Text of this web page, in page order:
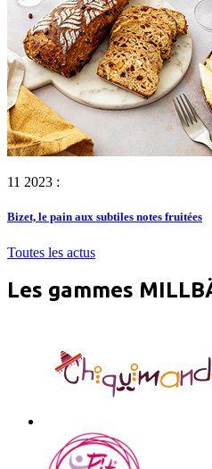
11 2023 :
Bizet, le pain aux subtiles notes fruitées
Toutes les actus
Les gammes